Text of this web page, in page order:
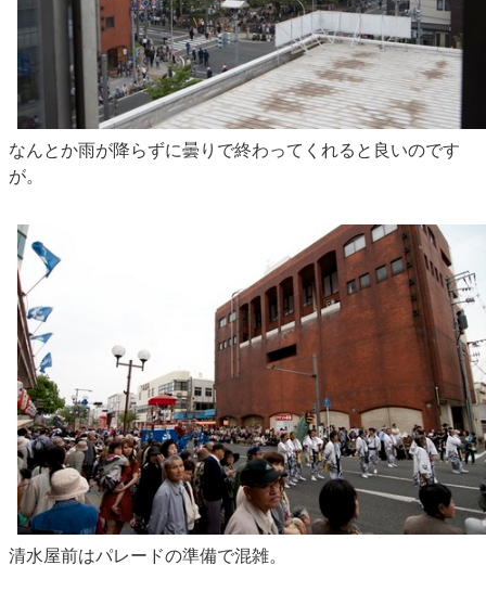
なんとか雨が降らずに曇りで終わってくれると良いのです
が。
清水屋前はパレードの準備で混雑。